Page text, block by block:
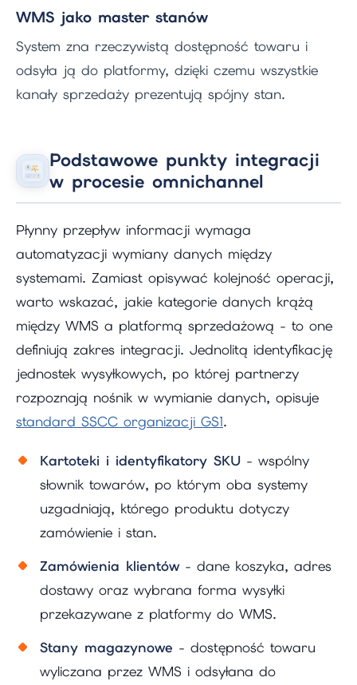
WMS jako master stanów
System zna rzeczywistą dostępność towaru i
odsyła ją do platformy, dzięki czemu wszystkie
kanały sprzedaży prezentują spójny stan.
Podstawowe punkty integracji
w procesie omnichannel
Płynny przepływ informacji wymaga
automatyzacji wymiany danych między
systemami. Zamiast opisywać kolejność operacji,
warto wskazać, jakie kategorie danych krążą
między WMS a platformą sprzedażową - to one
definiują zakres integracji. Jednolitą identyfikację
jednostek wysyłkowych, po której partnerzy
rozpoznają nośnik w wymianie danych, opisuje
standard SSCC organizacji GS1.
Kartoteki i identyfikatory SKU - wspólny
słownik towarów, po którym oba systemy
uzgadniają, którego produktu dotyczy
zamówienie i stan.
Zamówienia klientów- dane koszyka, adres
dostawy oraz wybrana forma wysyłki
przekazywane z platformy do WMS.
Stany magazynowe - dostępność towaru
wyliczana przez WMS i odsyłana do